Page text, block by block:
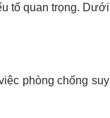
tố quan trọng. Dưới
phòng chống suy